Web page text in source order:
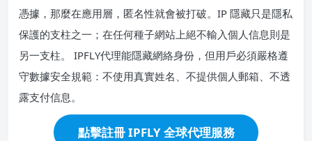
憑據，那麼在應用層，匿名性就會被打破。IP 隱藏只是隱私
保護的支柱之一；在任何種子網站上絕不輸入個人信息則是
另一支柱。 IPFLY代理能隱藏網絡身份，但用戶必須嚴格遵
守數據安全規範：不使用真實姓名、不提供個人郵箱、不透
露支付信息。
點擊註冊 IPFLY 全球代理服務